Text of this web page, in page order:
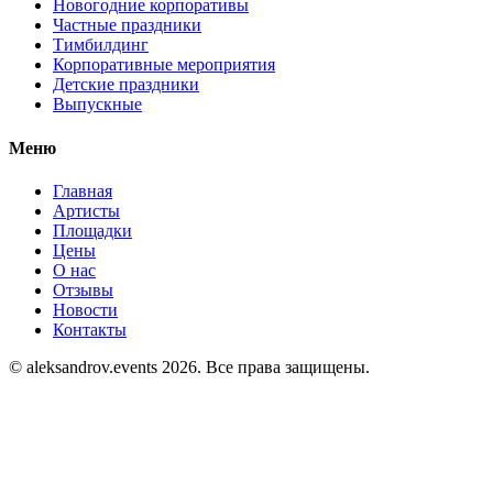
Новогодние корпоративы
Частные праздники
Тимбилдинг
Корпоративные мероприятия
Детские праздники
Выпускные
Меню
Главная
Артисты
Площадки
Цены
О нас
Отзывы
Новости
Контакты
© aleksandrov.events 2026. Все права защищены.